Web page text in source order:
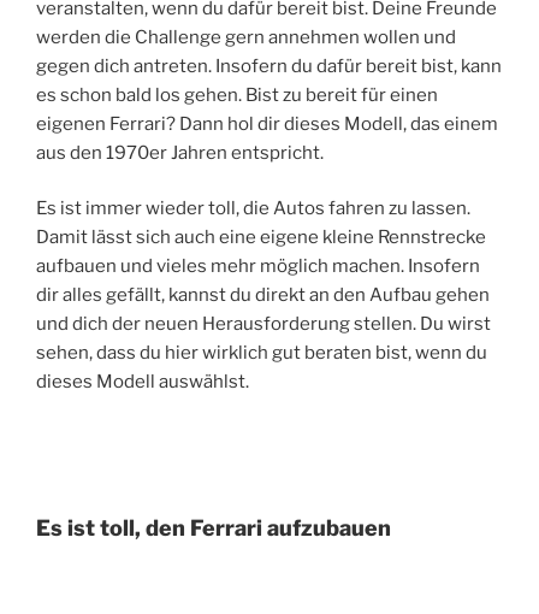
veranstalten, wenn du dafür bereit bist. Deine Freunde
werden die Challenge gern annehmen wollen und
gegen dich antreten. Insofern du dafür bereit bist, kann
es schon bald los gehen. Bist zu bereit für einen
eigenen Ferrari? Dann hol dir dieses Modell, das einem
aus den 1970er Jahren entspricht.
Es ist immer wieder toll, die Autos fahren zu lassen.
Damit lässt sich auch eine eigene kleine Rennstrecke
aufbauen und vieles mehr möglich machen. Insofern
dir alles gefällt, kannst du direkt an den Aufbau gehen
und dich der neuen Herausforderung stellen. Du wirst
sehen, dass du hier wirklich gut beraten bist, wenn du
dieses Modell auswählst.
Es ist toll, den Ferrari aufzubauen